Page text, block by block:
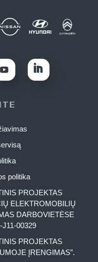
politika
PROJEKTAS
ELEKTROMOBILIŲ
DARBOVIETĖSE
J11-00329
PROJEKTAS
ĮRENGIMAS”.